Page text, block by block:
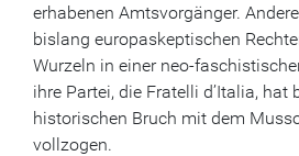
erhabenen Amtsvorgänger.
bislang europaskeptischen
Wurzeln in einer neo-
ihre Partei, die Fratelli d’Italia, hat
historischen Bruch mit dem
vollzogen.